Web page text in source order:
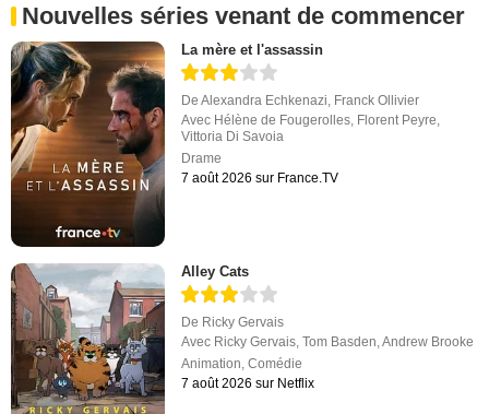
Nouvelles séries venant de commencer
La mère et l'assassin
DeAlexandra Echkenazi Franck Ollivier
Avec Hélène de Fougerolles Florent Peyre
Vittoria Di Savoia
Drame
7 août 2026 sur France.TV
Alley Cats
De Ricky Gervais
Avec Ricky Gervais,Tom Basden,Andrew Brooke
Animation,Comédie
7 août 2026 sur Netflix